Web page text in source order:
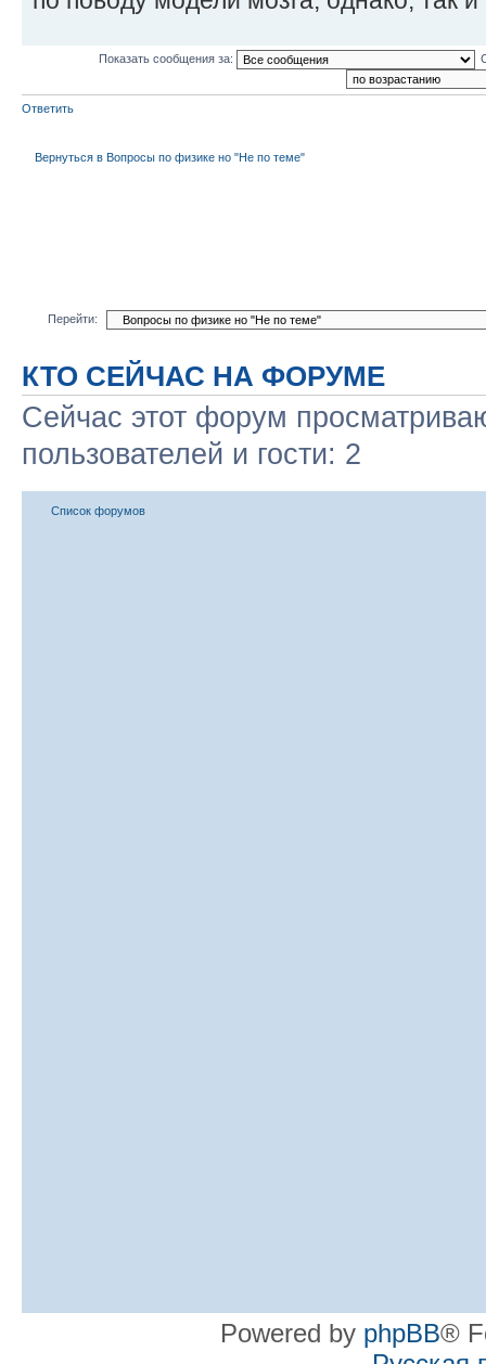
Показать сообщения за:
Ответить
Вернуться в Вопросы по физике но "Не по теме"
Перейти:
КТО СЕЙЧАС НА ФОРУМЕ
Сейчас этот форум
пользователей и гости: 2
Список форумов
Powered by phpBB®